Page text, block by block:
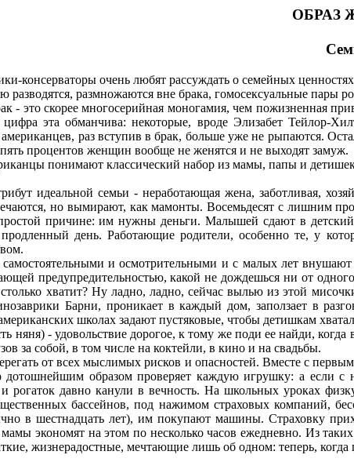
ОБРАЗ
консерваторы очень любят рассуждать о семейных
размножаются вне брака, гомосексуальные пары
это скорее многосерийная моногамия, чем пожизненная
эта обманчива: некоторые, вроде Элизабет Тейлор-
раз вступив в брак, больше уже не рыпаются.
процентов женщин вообще не женятся и не выходят замуж.
понимают классический набор из мамы, папы и детишек.
идеальной семьи - неработающая жена, заботливая,
но вымирают, как мамонты. Восемьдесят с лишним
причине: им нужны деньги. Малышей сдают в
день. Работающие родители, особенно те, у
и осмотрительными и с малых лет внушают
предупредительностью, какой не дождешься ни от
хватит? Ну ладно, ладно, сейчас вылью из этой
Барни, проникает в каждый дом, заползает в
школах задают пустяковые, чтобы детишкам
няня) - удовольствие дорогое, к тому же поди ее найди,
за собой, в том числе на коктейли, в кино и на свадьбы.
от всех мыслимых рисков и опасностей. Вместе с
дотошнейшим образом проверяет каждую игрушку: а если с
рогаток давно канули в вечность. На школьных уроках
бассейнов, под нажимом страховых компаний,
в шестнадцать лет), им покупают машины. Страховку
мамы экономят на этом по несколько часов ежедневно. Из
жизнерадостные, мечтающие лишь об одном: теперь, когда